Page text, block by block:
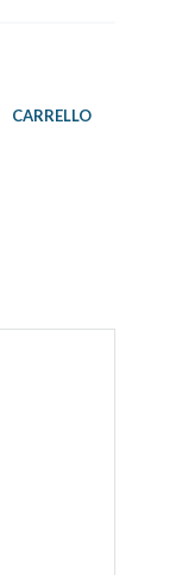
CARRELLO